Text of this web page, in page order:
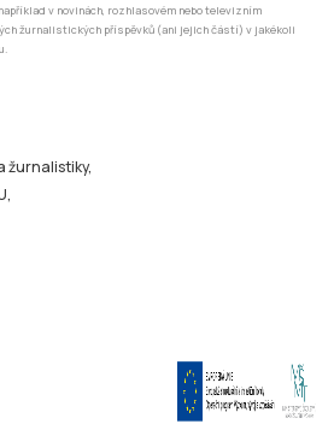
v novinách, rozhlasovém nebo televizním
žurnalistických příspěvků (ani jejich částí) v jakékoli
žurnalistiky,